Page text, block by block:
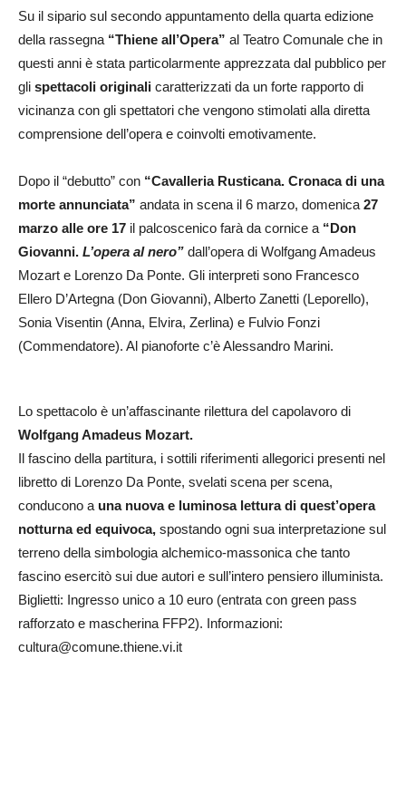
Su il sipario sul secondo appuntamento della quarta edizione
della rassegna “Thiene all’Opera” al Teatro Comunale che in
questi anni è stata particolarmente apprezzata dal pubblico per
gli spettacoli originali caratterizzati da un forte rapporto di
vicinanza con gli spettatori che vengono stimolati alla diretta
comprensione dell’opera e coinvolti emotivamente.
Dopo il “debutto” con “Cavalleria Rusticana. Cronaca di una
morte annunciata” andata in scena il 6 marzo, domenica 27
marzo alle ore 17 il palcoscenico farà da cornice a “Don
Giovanni. L’opera al nero” dall’opera di Wolfgang Amadeus
Mozart e Lorenzo Da Ponte. Gli interpreti sono Francesco
Ellero D’Artegna (Don Giovanni), Alberto Zanetti (Leporello),
Sonia Visentin (Anna, Elvira, Zerlina) e Fulvio Fonzi
(Commendatore). Al pianoforte c’è Alessandro Marini.
Lo spettacolo è un’affascinante rilettura del capolavoro di
Wolfgang Amadeus Mozart.
Il fascino della partitura, i sottili riferimenti allegorici presenti nel
libretto di Lorenzo Da Ponte, svelati scena per scena,
conducono a una nuova e luminosa lettura di quest’opera
notturna ed equivoca, spostando ogni sua interpretazione sul
terreno della simbologia alchemico-massonica che tanto
fascino esercitò sui due autori e sull’intero pensiero illuminista.
Biglietti: Ingresso unico a 10 euro (entrata con green pass
rafforzato e mascherina FFP2). Informazioni:
cultura@comune.thiene.vi.it